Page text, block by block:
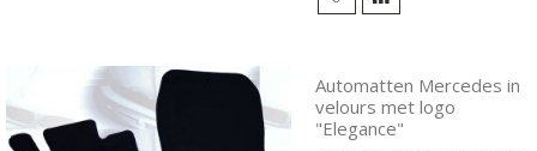
Automatten Mercedes in
velours met logo
"Elegance"